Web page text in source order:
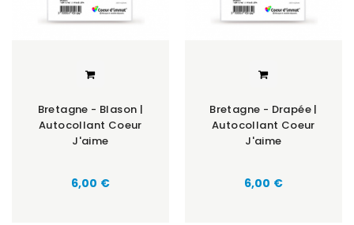
Bretagne - Blason |
Autocollant Coeur
J'aime
Prix
6,00 €
Bretagne - Drapée |
Autocollant Coeur
J'aime
Prix
6,00 €